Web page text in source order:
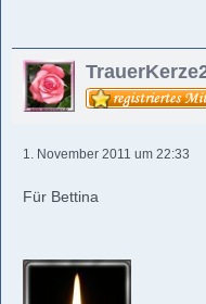
1. November 2011 um 22:33
Für Bettina